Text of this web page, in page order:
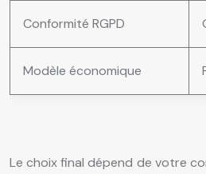
Conformité RGPD
Modèle économique
Le choix final dépend de votre